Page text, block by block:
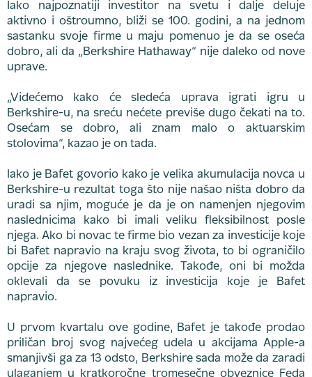
Iako najpoznatiji investitor na svetu i dalje deluje
aktivno i oštroumno, bliži se 100. godini, a na jednom
sastanku svoje firme u maju pomenuo je da se oseća
dobro, ali da „Berkshire Hathaway“ nije daleko od nove
uprave.
„Videćemo kako će sledeća uprava igrati igru u
Berkshire-u, na sreću nećete previše dugo čekati na to.
Osećam se dobro, ali znam malo o aktuarskim
stolovima“, kazao je on tada.
Iako je Bafet govorio kako je velika akumulacija novca u
Berkshire-u rezultat toga što nije našao ništa dobro da
uradi sa njim, moguće je da je on namenjen njegovim
naslednicima kako bi imali veliku fleksibilnost posle
njega. Ako bi novac te firme bio vezan za investicije koje
bi Bafet napravio na kraju svog života, to bi ograničilo
opcije za njegove naslednike. Takođe, oni bi možda
oklevali da se povuku iz investicija koje je Bafet
napravio.
U prvom kvartalu ove godine, Bafet je takođe prodao
priličan broj svog najvećeg udela u akcijama Apple-a
smanjivši ga za 13 odsto, Berkshire sada može da zaradi
ulaganjem u kratkoročne tromesečne obveznice Feda